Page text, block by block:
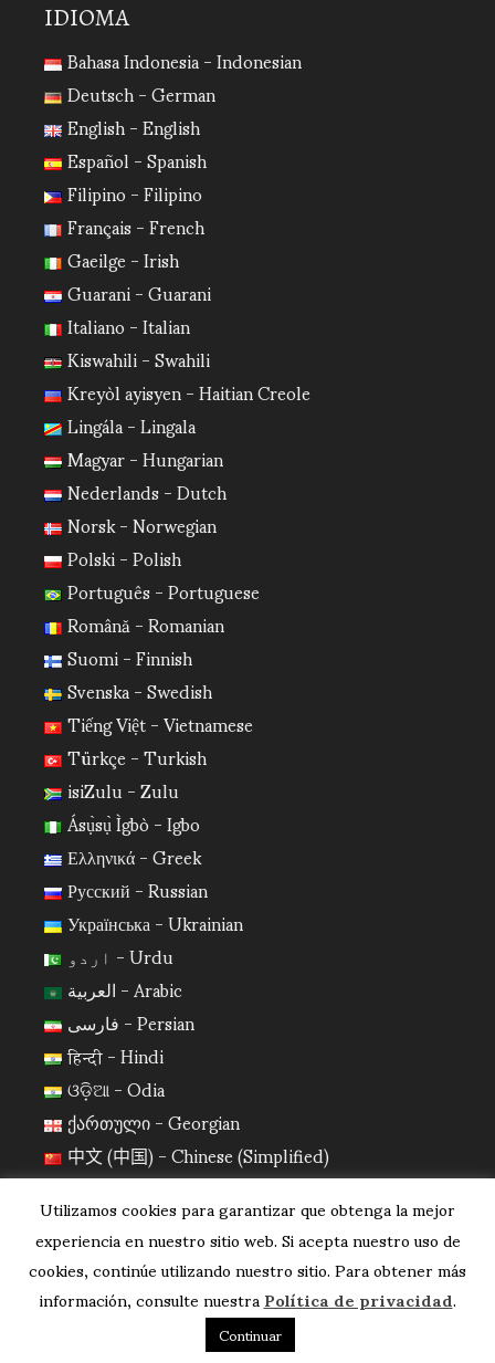
IDIOMA
Bahasa Indonesia - Indonesian
Deutsch - German
English - English
Español - Spanish
Filipino - Filipino
Français - French
Gaeilge - Irish
Guarani - Guarani
Italiano - Italian
Kiswahili - Swahili
Kreyòl ayisyen - Haitian Creole
Lingála - Lingala
Magyar - Hungarian
Nederlands - Dutch
Norsk - Norwegian
Polski - Polish
Português - Portuguese
Română - Romanian
Suomi - Finnish
Svenska - Swedish
Tiếng Việt - Vietnamese
Türkçe - Turkish
isiZulu - Zulu
Ásụ̀sụ̀ Ìgbò - Igbo
Ελληνικά - Greek
Русский - Russian
Українська - Ukrainian
اردو - Urdu
العربية - Arabic
فارسی - Persian
हिन्दी - Hindi
ଓଡ଼ିଆ - Odia
ქართული - Georgian
中文 (中国) - Chinese (Simplified)
日本語 - Japanese
한국어 - Korean
Utilizamos cookies para garantizar que obtenga la mejor
experiencia en nuestro sitio web. Si acepta nuestro uso de
cookies, continúe utilizando nuestro sitio. Para obtener más
información, consulte nuestraPolítica de privacidad.
Continuar